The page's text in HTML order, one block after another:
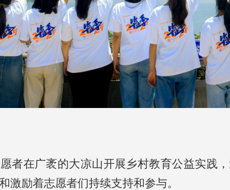
者在广袤的大凉山开展乡村教育公益实践
激励着志愿者们持续支持和参与。